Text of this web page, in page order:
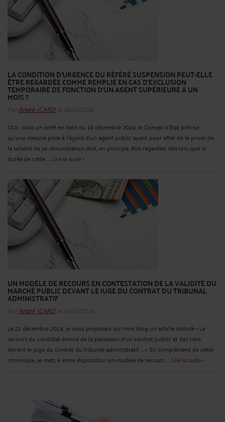
LA CONDITION D’URGENCE DU RÉFÉRÉ SUSPENSION PEUT-ELLE
ÊTRE REGARDÉE COMME REMPLIE EN CAS D’EXCLUSION
TEMPORAIRE DE FONCTION D’UN AGENT SUPÉRIEURE À UN
MOIS ?
ParAndré ICARDle 24/12/2024
OUI : dans un arrêt en date du 18 décembre 2024, le Conseil d’Etat précise
qu’une mesure prise à l’égard d’un agent public ayant pour effet de le priver de
la totalité de sa rémunération doit, en principe, être regardée, dès lors que la
durée de cette ... Lire la suite >
UN MODÈLE DE RECOURS EN CONTESTATION DE LA VALIDITÉ DU
MARCHÉ PUBLIC DEVANT LE JUGE DU CONTRAT DU TRIBUNAL
ADMINISTRATIF
ParAndré ICARDle 23/12/2024
Le 22 décembre 2024, je vous proposais sur mon blog un article intitulé « Le
recours du candidat évincé de la passation d’un contrat public et des tiers
devant le juge du contrat du tribunal administratif ... ». En complément de cette
chronique, je mets à votre disposition un modèle de recours ... Lire la suite >